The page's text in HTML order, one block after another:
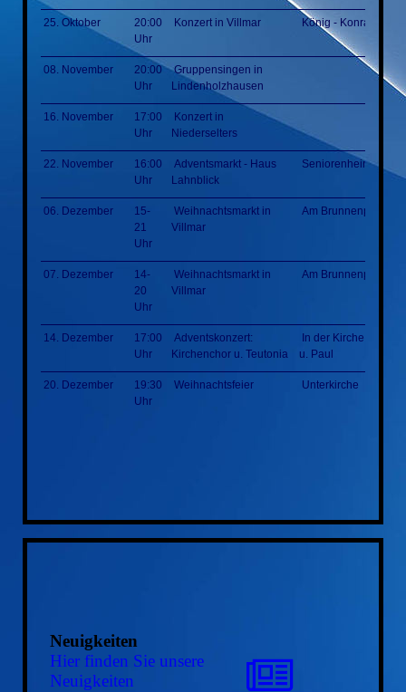
25. Oktober
20:00
Uhr
Konzert in Villmar König - Konrad -
08. November
20:00
Uhr
Gruppensingen in
Lindenholzhausen
16. November
17:00
Uhr
Konzert in
Niederselters
22. November
16:00
Uhr
Adventsmarkt - Haus
Lahnblick
Seniorenheim
06. Dezember
15-
21
Uhr
Weihnachtsmarkt in
Villmar
Am Brunnenplatz
07. Dezember
14-
20
Uhr
Weihnachtsmarkt in
Villmar
Am Brunnenplatz
14. Dezember
17:00
Uhr
Adventskonzert:
Kirchenchor u. Teutonia
In der Kirche St.
u. Paul
20. Dezember
19:30
Uhr
Weihnachtsfeier Unterkirche
Neuigkeiten
Hier finden Sie unsere
Neuigkeiten